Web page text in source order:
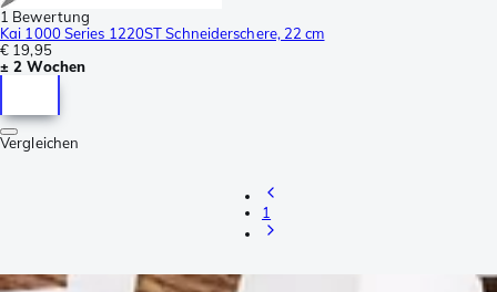
1 Bewertung
Kai 1000 Series 1220ST Schneiderschere, 22 cm
€ 19,95
± 2 Wochen
Vergleichen
1